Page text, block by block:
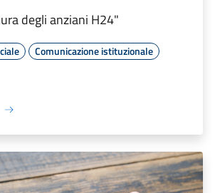
degli anziani H24"
Comunicazione istituzionale